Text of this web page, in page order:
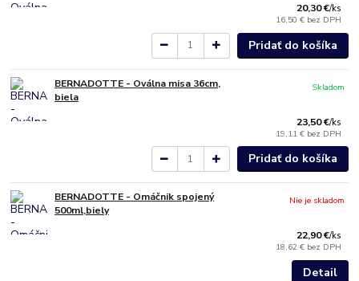
20,30 €/ks
16,50 € bez DPH
Pridať do košíka
BERNADOTTE - Oválna misa 36cm,
biela
23,50 €/ks
19,11 € bez DPH
Skladom
Pridať do košíka
BERNADOTTE - Omáčnik spojený
500ml,biely
22,90 €/ks
18,62 € bez DPH
Nie je skladom
Detail